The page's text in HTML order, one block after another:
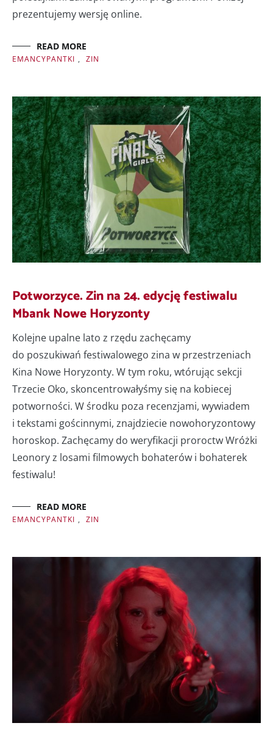
prezentujemy wersję online.
READ MORE
EMANCYPANTKI , ZIN
Potworzyce. Zin na 24. edycję festiwalu
Mbank Nowe Horyzonty
Kolejne upalne lato z rzędu zachęcamy
do poszukiwań festiwalowego zina w przestrzeniach
Kina Nowe Horyzonty. W tym roku, wtórując sekcji
Trzecie Oko, skoncentrowałyśmy się na kobiecej
potworności. W środku poza recenzjami, wywiadem
i tekstami gościnnymi, znajdziecie nowohoryzontowy
horoskop. Zachęcamy do weryfikacji proroctw Wróżki
Leonory z losami filmowych bohaterów i bohaterek
festiwalu!
READ MORE
EMANCYPANTKI , ZIN